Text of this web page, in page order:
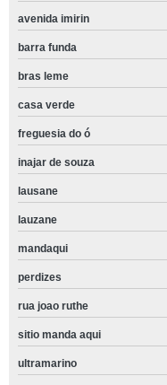
avenida imirin
barra funda
bras leme
casa verde
freguesia do ó
inajar de souza
lausane
lauzane
mandaqui
perdizes
rua joao ruthe
sitio manda aqui
ultramarino